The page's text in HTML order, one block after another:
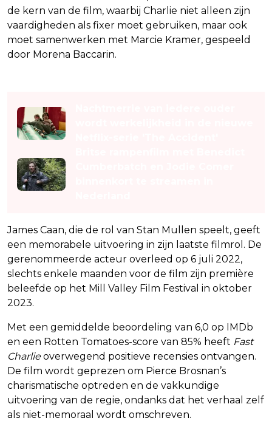
de kern van de film, waarbij Charlie niet alleen zijn
vaardigheden als fixer moet gebruiken, maar ook
moet samenwerken met Marcie Kramer, gespeeld
door Morena Baccarin.
James Caan, die de rol van Stan Mullen speelt, geeft
een memorabele uitvoering in zijn laatste filmrol. De
gerenommeerde acteur overleed op 6 juli 2022,
slechts enkele maanden voor de film zijn première
beleefde op het Mill Valley Film Festival in oktober
2023.
Met een gemiddelde beoordeling van 6,0 op IMDb
en een Rotten Tomatoes-score van 85% heeft Fast
Charlieoverwegend positieve recensies ontvangen.
De film wordt geprezen om Pierce Brosnan’s
charismatische optreden en de vakkundige
uitvoering van de regie, ondanks dat het verhaal zelf
als niet-memoraal wordt omschreven.